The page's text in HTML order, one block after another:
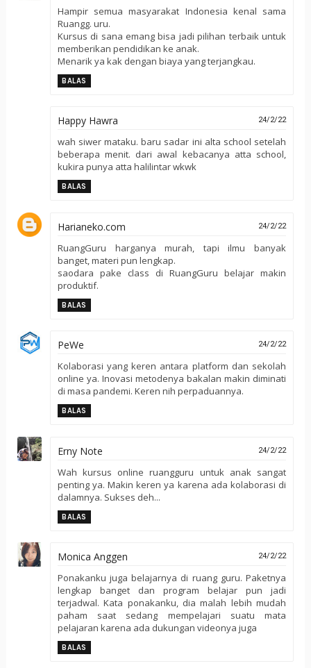
Hampir semua masyarakat Indonesia kenal sama
Ruangg. uru.
Kursus di sana emang bisa jadi pilihan terbaik untuk
memberikan pendidikan ke anak.
Menarik ya kak dengan biaya yang terjangkau.
BALAS
Happy Hawra 24/2/22
wah siwer mataku. baru sadar ini alta school setelah
beberapa menit. dari awal kebacanya atta school,
kukira punya atta halilintar wkwk
BALAS
Harianeko.com 24/2/22
RuangGuru harganya murah, tapi ilmu banyak
banget, materi pun lengkap.
saodara pake class di RuangGuru belajar makin
produktif.
BALAS
PeWe 24/2/22
Kolaborasi yang keren antara platform dan sekolah
online ya. Inovasi metodenya bakalan makin diminati
di masa pandemi. Keren nih perpaduannya.
BALAS
Erny Note 24/2/22
Wah kursus online ruangguru untuk anak sangat
penting ya. Makin keren ya karena ada kolaborasi di
dalamnya. Sukses deh...
BALAS
Monica Anggen 24/2/22
Ponakanku juga belajarnya di ruang guru. Paketnya
lengkap banget dan program belajar pun jadi
terjadwal. Kata ponakanku, dia malah lebih mudah
paham saat sedang mempelajari suatu mata
pelajaran karena ada dukungan videonya juga
BALAS